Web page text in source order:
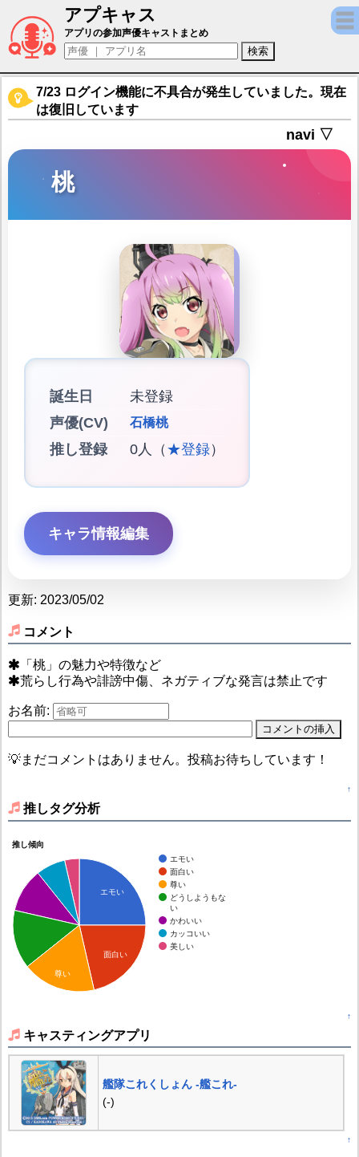
アプキャス
桃（声優：石橋桃)【艦隊これくしょん -艦こ
アプリの参加声優キャストまとめ
7/23 ログイン機能に不具合が発生していました。現在
は復旧しています
navi ▽
桃
誕生日
未登録
声優(CV)
石橋桃
推し登録 0人（ ★登録）
キャラ情報編集
更新: 2023/05/02
コメント
「桃」の魅力や特徴など
荒らし行為や誹謗中傷、ネガティブな発言は禁止です
お名前:
💡まだコメントはありません。投稿お待ちしています！
↑
推しタグ分析
推し傾向
エモい
面白い
尊い
どうしようもな
い
かわいい
カッコいい
美しい
エモい
面白い
尊い
↑
キャスティングアプリ
艦隊これくしょん -艦これ-
(-)
↑